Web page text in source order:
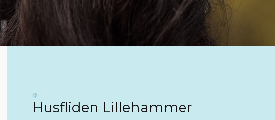
Husfliden Lillehammer